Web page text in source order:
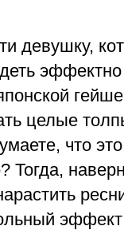
девушку,
целые
что это
Тогда,